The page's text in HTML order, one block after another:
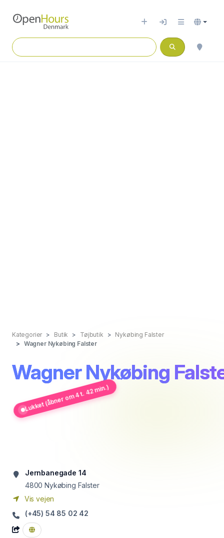
Kategorier Butik Tøjbutik
Nykøbing Falster
Wagner Nykøbing Falster
Wagner Nykøbing
Lukket (åbner om 4 t. 42 min.)
Jernbanegade 14
4800 Nykøbing Falster
Vis vejen
(+45) 54 85 02 42